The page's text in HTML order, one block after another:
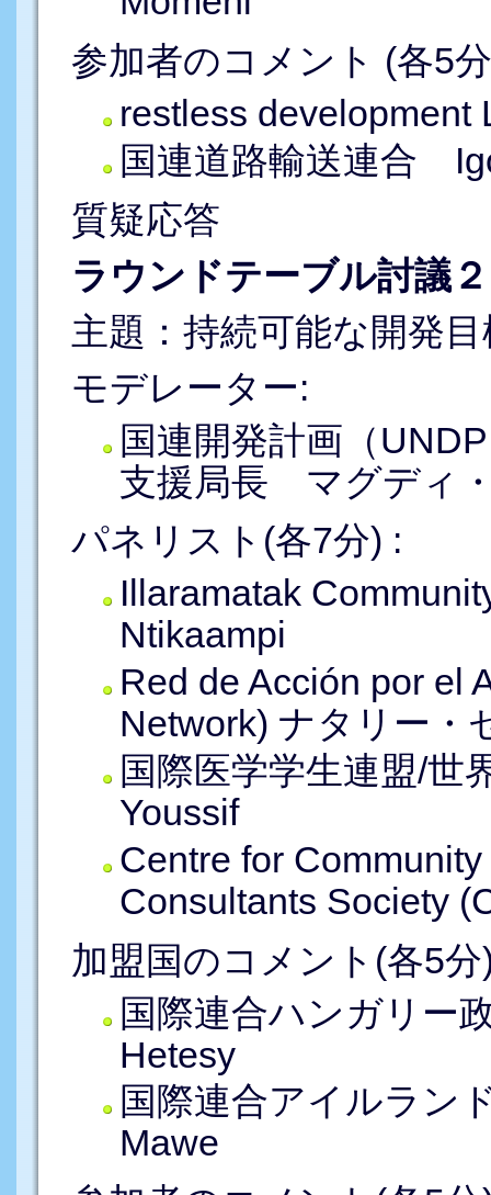
参加者のコメント (各5
restless development
国連道路輸送連合
質疑応答
ラウンドテーブル討議
主題：持続可能な開発
モデレーター:
国連開発計画（
支援局長 マグディ
パネリスト(各7分) :
Illaramatak
Ntikaampi
Red de Acción por el
Network) ナタリー・
国際医学学生連盟/
Youssif
Centre for
Consultants Society
加盟国のコメント(各5分
国際連合ハンガリ
Hetesy
国際連合アイルラ
Mawe